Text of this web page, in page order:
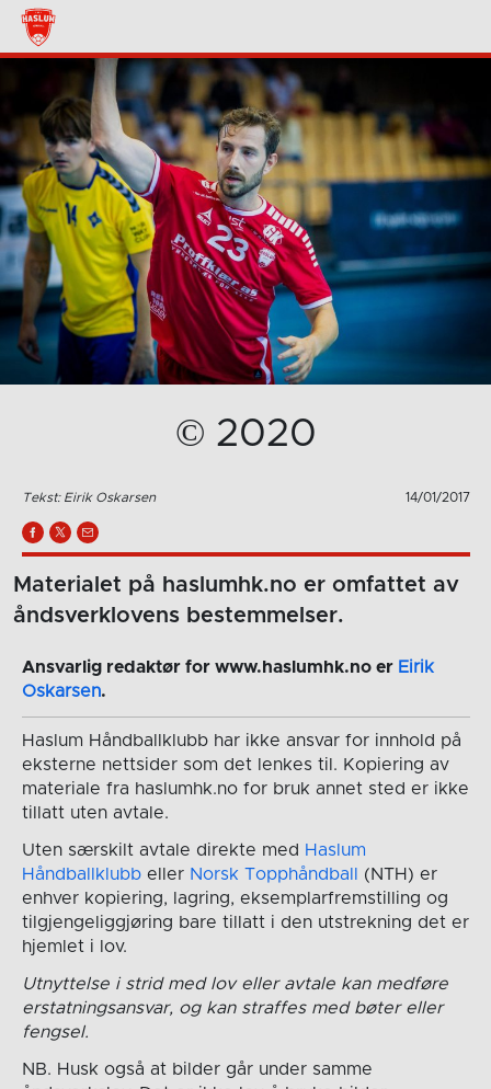
© 2020
Tekst: Eirik Oskarsen 14/01/2017
Materialet på haslumhk.no er omfattet av
åndsverklovens bestemmelser.
Ansvarlig redaktør for www.haslumhk.no er Eirik
Oskarsen.
Haslum Håndballklubb har ikke ansvar for innhold på
eksterne nettsider som det lenkes til. Kopiering av
materiale fra haslumhk.no for bruk annet sted er ikke
tillatt uten avtale.
Uten særskilt avtale direkte med Haslum
Håndballklubbeller Norsk Topphåndball
(NTH) er
enhver kopiering, lagring, eksemplarfremstilling og
tilgjengeliggjøring bare tillatt i den utstrekning det er
hjemlet i lov.
Utnyttelse i strid med lov eller avtale kan medføre
erstatningsansvar, og kan straffes med bøter eller
fengsel.
NB. Husk også at bilder går under samme